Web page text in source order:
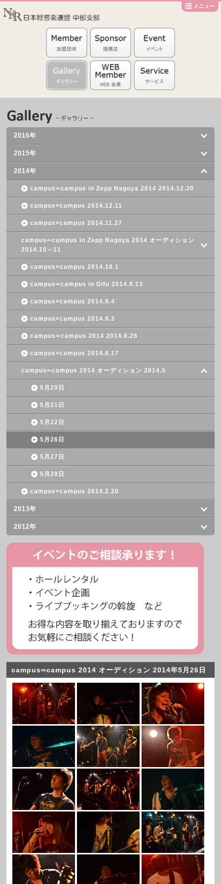
メニュー
2016年
2015年
2014年
campus∞campus in Zepp Nagoya 2014 2014.12.30
campus×campus 2014.12.11
campus×campus 2014.11.27
campus∞campus in Zepp Nagoya 2014 オーディション
2014.10～11
campus×campus 2014.10.1
campus∞campus in Gifu 2014.9.13
campus×campus 2014.9.4
campus×campus 2014.9.3
campus∞campus 2014 2014.6.28
campus×campus 2014.6.17
campus∞campus 2014 オーディション 2014.5
5月20日
5月21日
5月22日
5月26日
5月27日
5月28日
campus×campus 2014.2.20
2013年
2012年
campus∞campus 2014 オーディション 2014年5月26日